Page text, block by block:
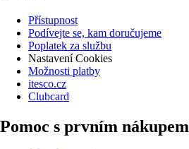
Přístupnost
Podívejte se, kam doručujeme
Poplatek za službu
Nastavení Cookies
Možnosti platby
itesco.cz
Clubcard
Pomoc s prvním nákupem